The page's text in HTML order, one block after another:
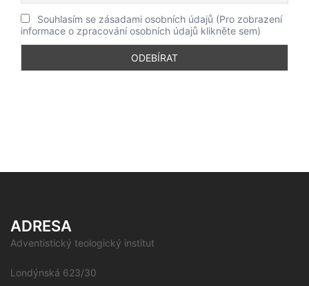
Souhlasím se zásadami osobních údajů (Pro zobrazení
informace o zpracování osobních údajů klikněte sem)
ADRESA
Adventistický teologický institut
Londýnská 623/30